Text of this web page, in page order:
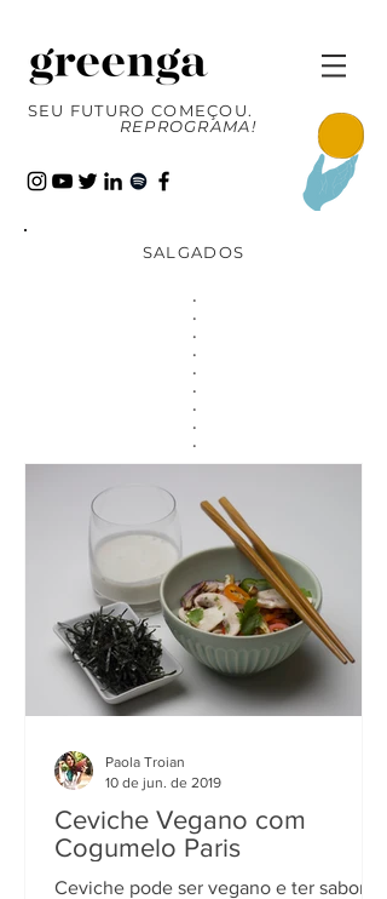
SEU FUTURO COMEÇOU.
REPROGRAMA!
SALGADOS
.
.
.
.
.
.
.
.
.
Ceviche Vegano com
Cogumelo Paris
Ceviche pode ser vegano e ter sabor
Paola Troian
10 de jun. de 2019